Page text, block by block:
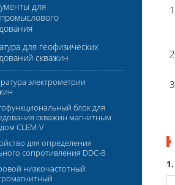
для
для геофизических
скважин
электрометрии
блок для
скважин магнитным
CLEM-V
для определения
сопротивления DDC-8
низкочастотный